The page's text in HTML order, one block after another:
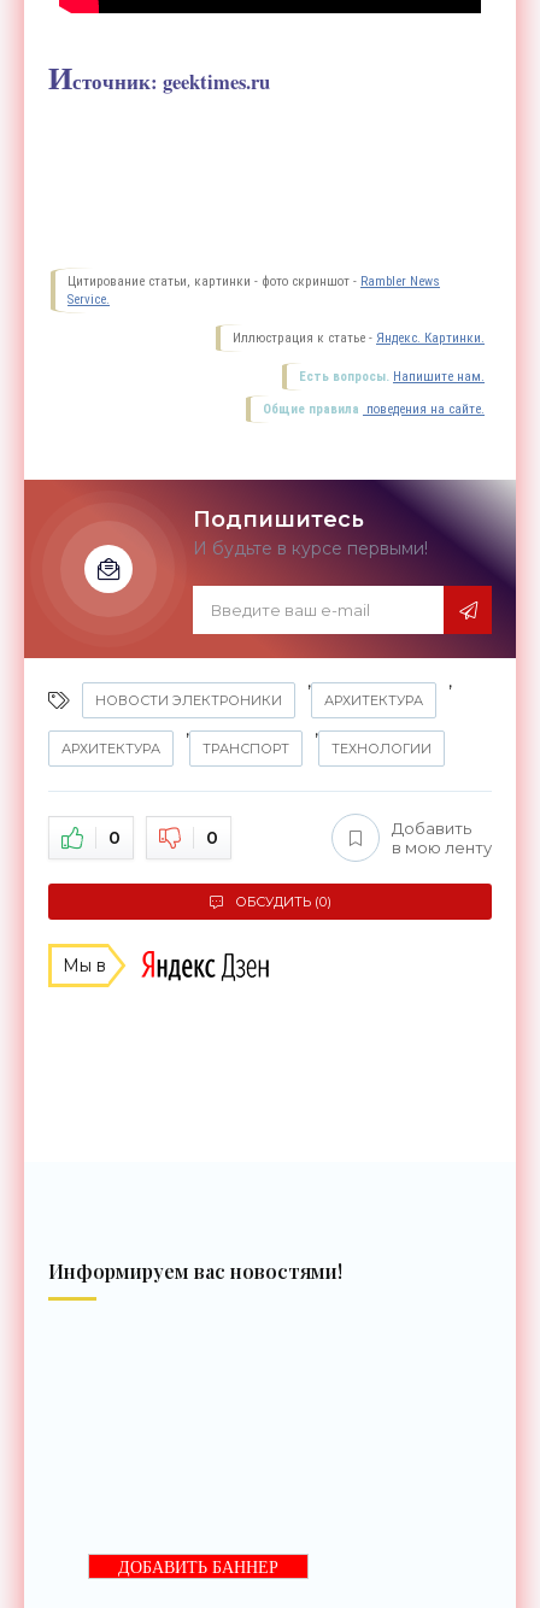
Источник: geektimes.ru
Цитирование статьи, картинки - фото скриншот - Rambler News
Service.
Иллюстрация к статье - Яндекс. Картинки.
Есть вопросы. Напишите нам.
Общие правила поведения на сайте.
Подпишитесь
И будьте в курсе первыми!
НОВОСТИ ЭЛЕКТРОНИКИ
,
АРХИТЕКТУРА
,
АРХИТЕКТУРА
,
ТРАНСПОРТ
,
ТЕХНОЛОГИИ
0 0
Добавить
в мою ленту
ОБСУДИТЬ (0)
Мы в
Информируем вас новостями!
ДОБАВИТЬ БАННЕР